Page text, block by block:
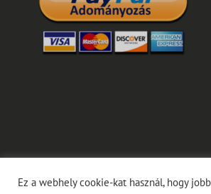
Ez a webhely cookie-kat használ, hogy